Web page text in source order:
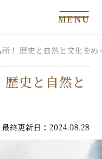
MENU
！ 歴史と自然と文化をめ
史と自然と
最終更新日：2024.08.28